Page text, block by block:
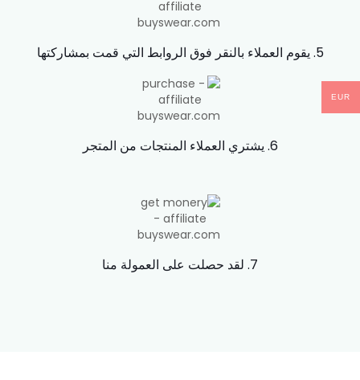
5. يقوم العملاء بالنقر فوق الروابط التي قمت بمشاركتها
6. يشتري العملاء المنتجات من المتجر
7. لقد حصلت على العمولة منا
EUR